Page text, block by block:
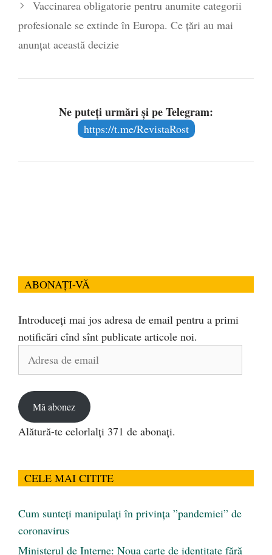
Vaccinarea obligatorie pentru anumite categorii
profesionale se extinde în Europa. Ce țări au mai
anunțat această decizie
Ne puteți urmări și pe Telegram:
https://t.me/RevistaRost
ABONAȚI-VĂ
Introduceți mai jos adresa de email pentru a primi
notificări cînd sînt publicate articole noi.
Adresa
Mă abonez
Alătură-te celorlalți 371 de abonați.
CELE MAI CITITE
Cum sunteți manipulați în privința ”pandemiei” de
coronavirus
Ministerul de Interne: Noua carte de identitate fără